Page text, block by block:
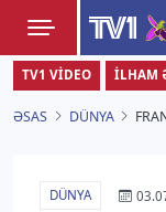
TV1 VIDEO İLHAM
ƏSAS DÜNYA
DÜNYA